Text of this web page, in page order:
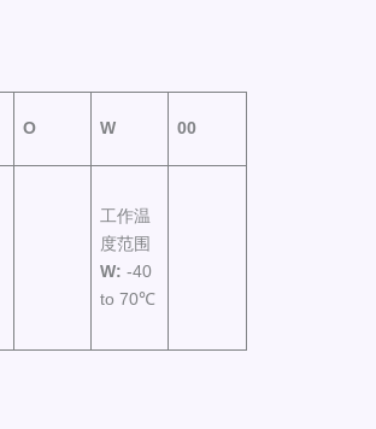
O W 00
工作温
度范围
W: -40
to 70℃